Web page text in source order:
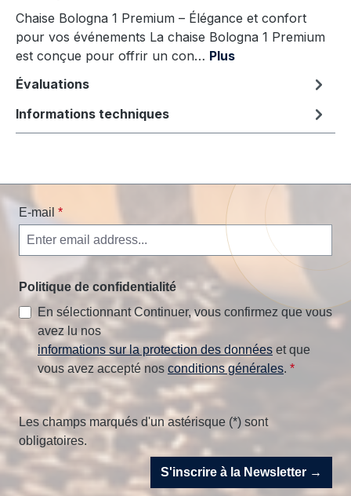
Chaise Bologna 1 Premium – Élégance et confort
pour vos événements La chaise Bologna 1 Premium
est conçue pour offrir un con… Plus
Évaluations
Informations techniques
E-mail *
Politique de confidentialité
En sélectionnant Continuer, vous confirmez que vous
avez lu nos
informations sur la protection des données et que
vous avez accepté nos conditions générales. *
Les champs marqués d'un astérisque (*) sont
obligatoires.
S'inscrire à la Newsletter →